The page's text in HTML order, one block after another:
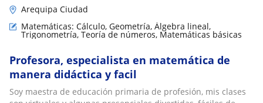
Arequipa Ciudad
Matemáticas: Cálculo, Geometría, Álgebra lineal,
Trigonometría, Teoría de números, Matemáticas básicas
Profesora, especialista en matemática de
manera didáctica y facil
Soy maestra de educación primaria de profesión, mis clases